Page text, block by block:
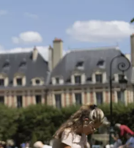
EUROPE
SOLUTIONS